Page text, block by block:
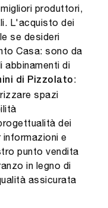
produttori,
L'acquisto dei
se desideri
Casa: sono da
abbinamenti di
di Pizzolato :
spazi
dei
e
punto vendita
in legno di
assicurata